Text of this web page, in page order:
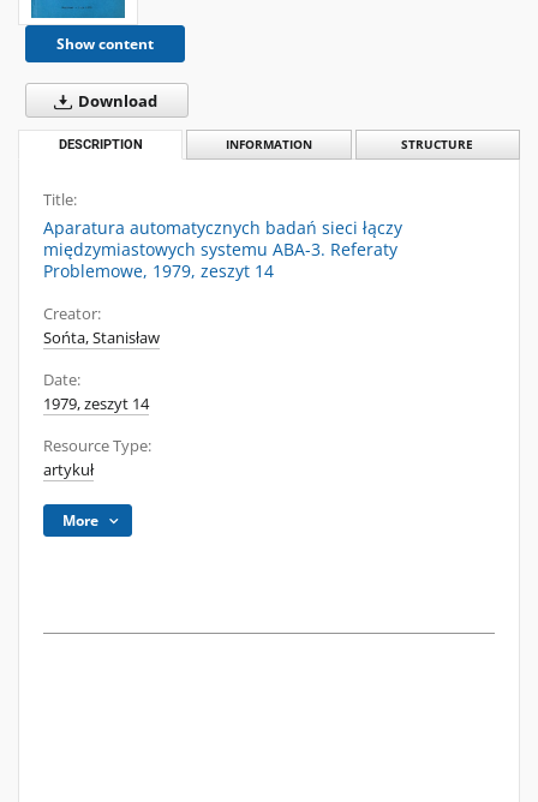
Show content
Download
DESCRIPTION INFORMATION STRUCTURE
Title:
Aparatura automatycznych badań sieci łączy
międzymiastowych systemu ABA-3. Referaty
Problemowe, 1979, zeszyt 14
Creator:
Sońta, Stanisław
Date:
1979, zeszyt 14
Resource Type:
artykuł
More